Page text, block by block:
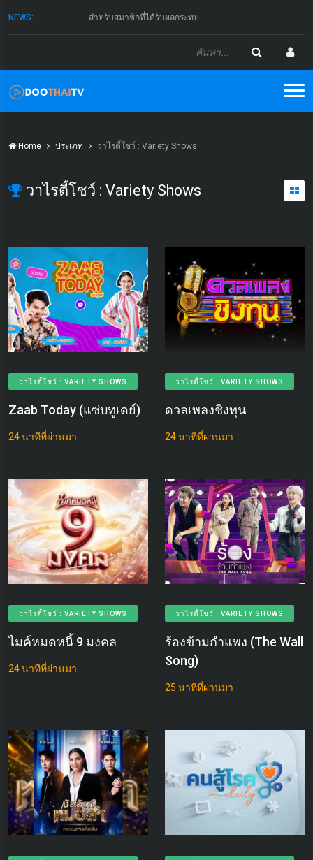
NEWS: สำหรับสมาชิกที่ได้รับผลกระทบ
Home ประเภท วาไรตี้โชว์ : Variety Shows
วาไรตี้โชว์ : Variety Shows
วาไรตี้โชว์ : VARIETY SHOWS
Zaab Today (แซ่บทูเดย์)
24 นาทีที่ผ่านมา
วาไรตี้โชว์ : VARIETY SHOWS
ดวลเพลงชิงทุน
24 นาทีที่ผ่านมา
วาไรตี้โชว์ : VARIETY SHOWS
ไมค์หมดหนี้ 9 มงคล
24 นาทีที่ผ่านมา
วาไรตี้โชว์ : VARIETY SHOWS
ร้องข้ามกำแพง (The Wall
Song)
25 นาทีที่ผ่านมา